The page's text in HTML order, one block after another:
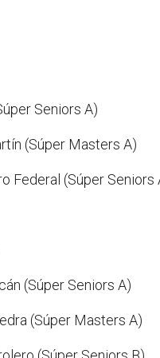
Seniors A)
(Súper Masters A)
Federal (Súper Seniors
(Súper Seniors A)
(Súper Masters A)